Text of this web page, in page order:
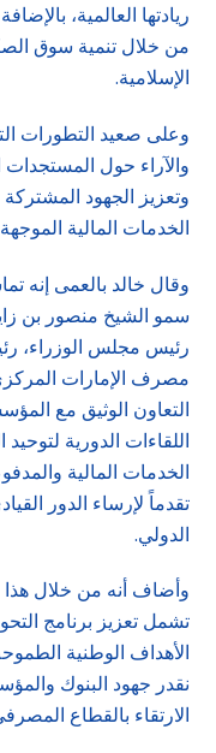
ريادتها العالمية،
من خلال تنمية سوق
الإسلامية.
وعلى صعيد التطورات
والآراء حول المستجدات
وتعزيز الجهود
الخدمات المالية
وقال خالد بالعمى إنه
سمو الشيخ منصور بن
رئيس مجلس الوزراء،
مصرف الإمارات
التعاون الوثيق مع
اللقاءات الدورية
الخدمات المالية
تقدماً لإرساء الدور
الدولي.
وأضاف أنه من خلال هذا
تشمل تعزيز برنامج
الأهداف الوطنية
نقدر جهود البنوك
الارتقاء بالقطاع